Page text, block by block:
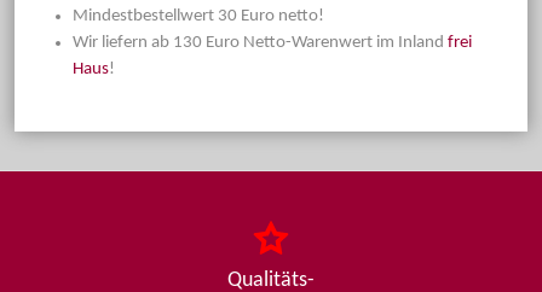
Mindestbestellwert 30 Euro netto!
Wir liefern ab 130 Euro Netto-Warenwert im Inland frei
Haus!
Qualitäts-